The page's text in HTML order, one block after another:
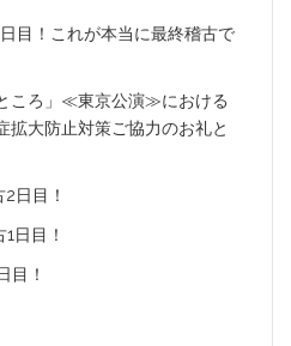
目！これが本当に最終稽古で
ころ」≪東京公演≫における
拡大防止対策ご協力のお礼と
日目！
日目！
目！